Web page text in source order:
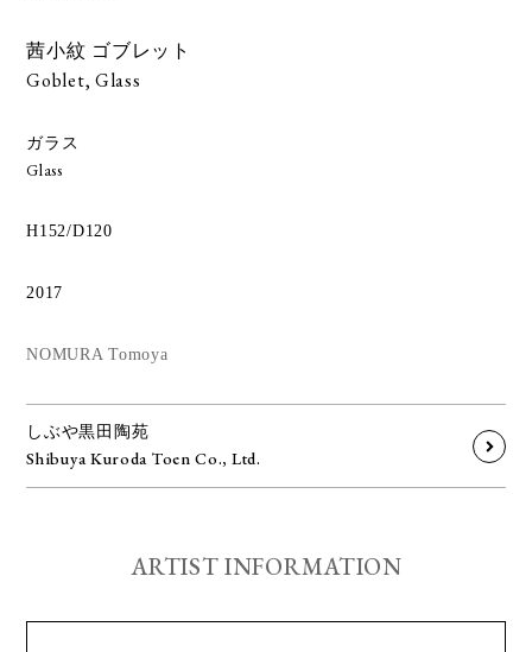
茜小紋 ゴブレット
Goblet, Glass
ガラス
Glass
H152/D120
2017
NOMURA Tomoya
しぶや黒田陶苑
Shibuya Kuroda Toen Co., Ltd.
ARTIST INFORMATION